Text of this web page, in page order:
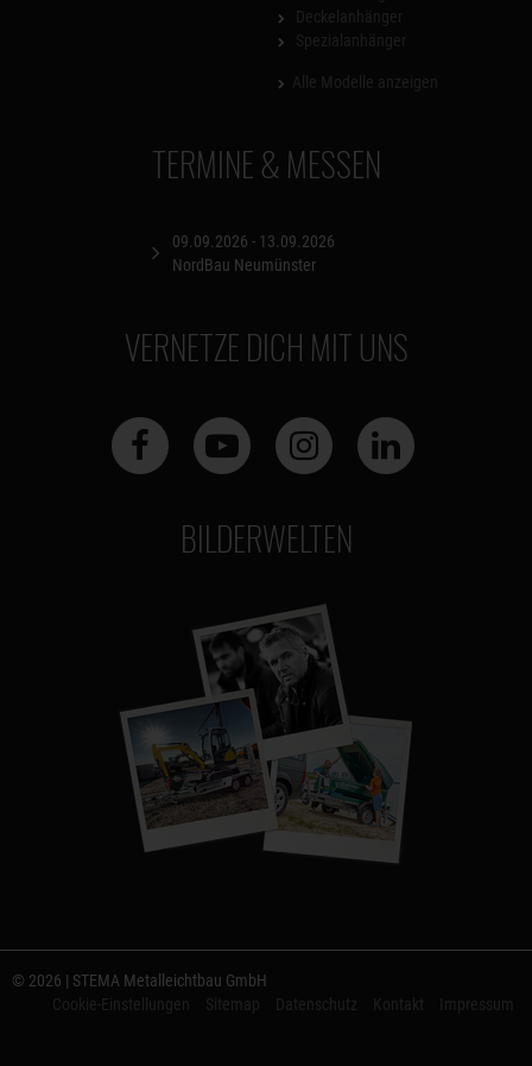
TERMINE & MESSEN
09.09.2026 - 13.09.2026
NordBau Neumünster
VERNETZE DICH MIT UNS
BILDERWELTEN
© 2026 | STEMA Metalleichtbau GmbH